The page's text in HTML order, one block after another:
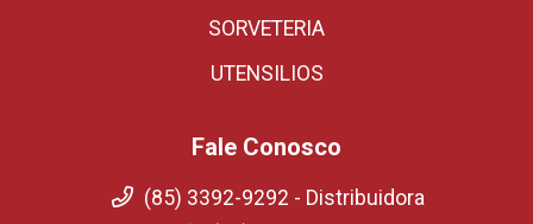
SORVETERIA
UTENSILIOS
Fale Conosco
(85) 3392-9292 - Distribuidora